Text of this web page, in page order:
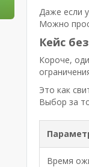
Даже если
Можно
Кейс
Короче,
Это как
Выбор за
Время